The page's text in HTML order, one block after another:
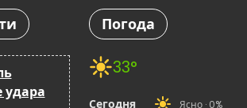
удара
Погода
33°
Сегодня Ясно · 0%